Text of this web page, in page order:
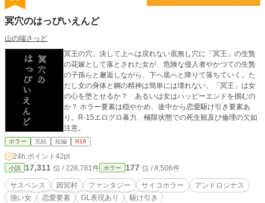
冥穴のはっぴいえんど
山の端さっど
冥王の穴。決して上へは戻れない底無し穴に「冥王」の生贄
の花嫁として落とされた女が、危険な侵入者やかつての生贄
の子孫らと邂逅しながら、下へ底へと降りて落ちていく。た
だし女の身体と鋼の精神は簡単には壊れない。「冥王」は女
の心を堕とせるか？ あるいは女はハッピーエンドを掴むの
か？ ホラー要素は穏やかめ、途中から恋愛駆け引き要素あ
り。R-15エログロ暴力、極限状態での死生観及び倫理の欠如
注意。
ホラー 完結 短編 R18
24h.ポイント 42pt
小説 17,311 位 / 228,781件 ホラー 177 位 / 8,506件
サスペンス 因習村 ファンタジー サイコホラー
アンドロジナス
強い女
恋愛要素 GL表現あり 駆け引き